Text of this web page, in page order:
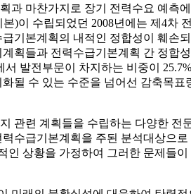
과 마찬가지로 장기 전력수요 예측
)이 수립되었던 2008년에는 제4차
본계획의 내적인 정합성이 훼손
획들과 전력수급기본계획 간 정합
발전부문이 차지하는 비중이
될 수 있는 수준을 넘어선 감축목
관련 계획들을 수립하는 다양한 전
수급기본계획을 주된 분석대상으
상황을 가정하여 그러한 문제들